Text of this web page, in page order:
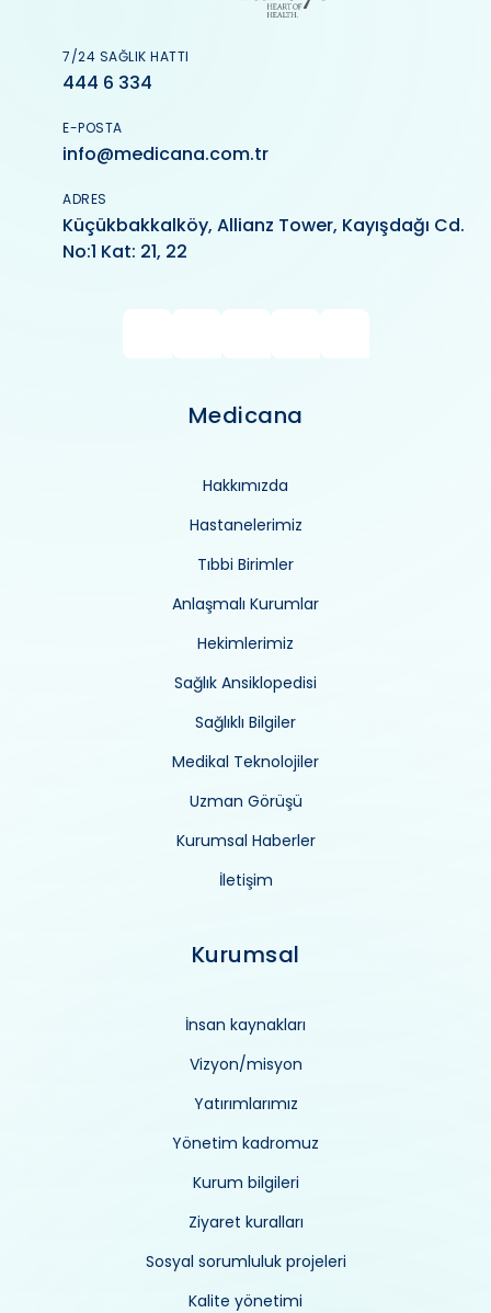
7/24 SAĞLIK HATTI
444 6 334
E-POSTA
info@medicana.com.tr
ADRES
Küçükbakkalköy, Allianz Tower, Kayışdağı Cd.
No:1 Kat: 21, 22
Medicana
Hakkımızda
Hastanelerimiz
Tıbbi Birimler
Anlaşmalı Kurumlar
Hekimlerimiz
Sağlık Ansiklopedisi
Sağlıklı Bilgiler
Medikal Teknolojiler
Uzman Görüşü
Kurumsal Haberler
İletişim
Kurumsal
İnsan kaynakları
Vizyon/misyon
Yatırımlarımız
Yönetim kadromuz
Kurum bilgileri
Ziyaret kuralları
Sosyal sorumluluk projeleri
Kalite yönetimi